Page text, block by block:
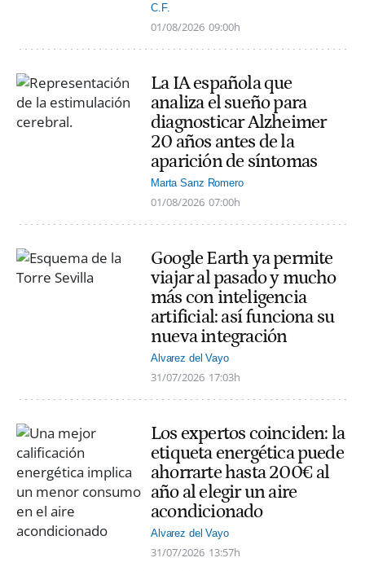
C.F.
01/08/2026 09:00h
La IA española que
analiza el sueño para
diagnosticar Alzheimer
20 años antes de la
aparición de síntomas
Marta Sanz Romero
01/08/2026 07:00h
Google Earth ya permite
viajar al pasado y mucho
más con inteligencia
artificial: así funciona su
nueva integración
Alvarez del Vayo
31/07/2026 17:03h
Los expertos coinciden: la
etiqueta energética puede
ahorrarte hasta 200€ al
año al elegir un aire
acondicionado
Alvarez del Vayo
31/07/2026 13:57h